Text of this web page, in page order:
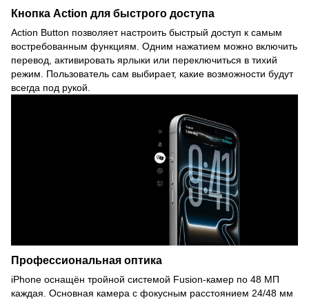
Кнопка Action для быстрого доступа
Action Button позволяет настроить быстрый доступ к самым
востребованным функциям. Одним нажатием можно включить
перевод, активировать ярлыки или переключиться в тихий
режим. Пользователь сам выбирает, какие возможности будут
всегда под рукой.
Профессиональная оптика
iPhone оснащён тройной системой Fusion-камер по 48 МП
каждая. Основная камера с фокусным расстоянием 24/48 мм